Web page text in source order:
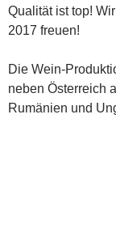
Qualität ist top!
2017 freuen!
Die Wein-
neben Österreich
Rumänien und